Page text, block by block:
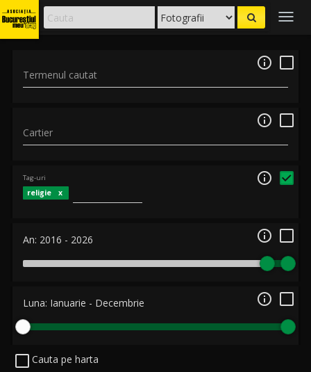
Termenul cautat

Cartier

religie
Tag-uri 
An: 2016 - 2026 
Luna: Ianuarie - Decembrie 
Cauta pe harta